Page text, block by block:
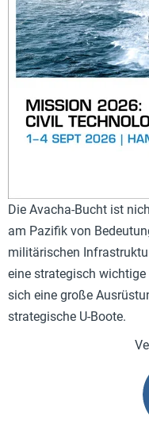
Die Avacha-Bucht ist
am Pazifik von
militärischen
eine strategisch wichtige
sich eine große
strategische U-Boote.